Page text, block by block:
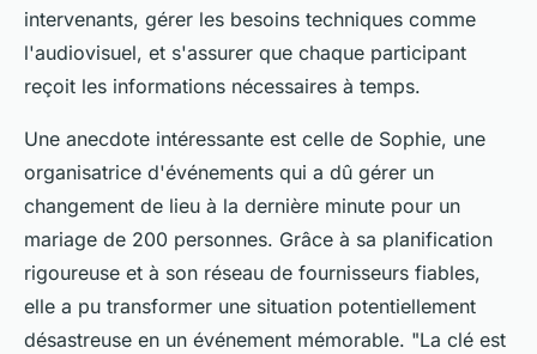
intervenants, gérer les besoins techniques comme
l'audiovisuel, et s'assurer que chaque participant
reçoit les informations nécessaires à temps.
Une anecdote intéressante est celle de Sophie, une
organisatrice d'événements qui a dû gérer un
changement de lieu à la dernière minute pour un
mariage de 200 personnes. Grâce à sa planification
rigoureuse et à son réseau de fournisseurs fiables,
elle a pu transformer une situation potentiellement
désastreuse en un événement mémorable. "La clé est